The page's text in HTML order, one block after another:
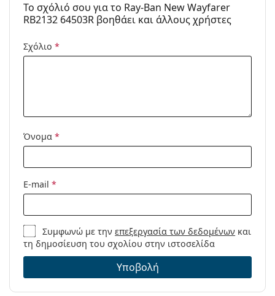
To σχόλιό σου για το Ray-Ban New Wayfarer
RB2132 64503R βοηθάει και άλλους χρήστες
Σχόλιο *
Όνομα *
E-mail *
Συμφωνώ με τηνεπεξεργασία των δεδομένων και
τη δημοσίευση του σχολίου στην ιστοσελίδα
Υποβολή